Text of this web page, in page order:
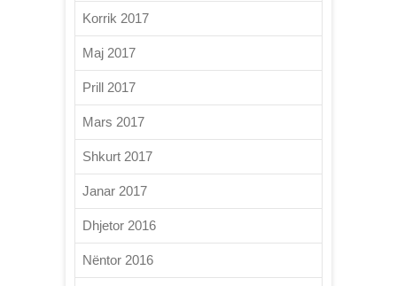
Korrik 2017
Maj 2017
Prill 2017
Mars 2017
Shkurt 2017
Janar 2017
Dhjetor 2016
Nëntor 2016